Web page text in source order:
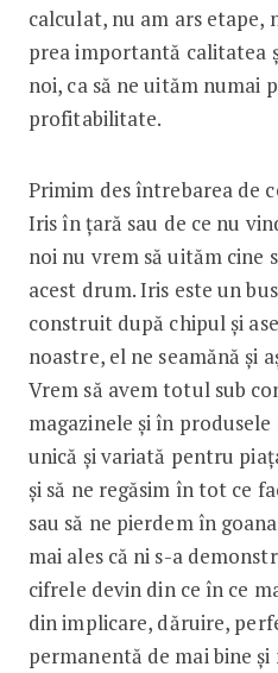
calculat, nu am ars etape,
prea importantă calitatea
noi, ca să ne uităm numai
profitabilitate.
Primim des întrebarea de
Iris în țară sau de ce nu
noi nu vrem să uităm cine
acest drum. Iris este un
construit după chipul și
noastre, el ne seamănă și
Vrem să avem totul sub
magazinele și în
unică și variată pentru
și să ne regăsim în tot ce
sau să ne pierdem în
mai ales că ni s-a
cifrele devin din ce în ce
din implicare, dăruire,
permanentă de mai bine